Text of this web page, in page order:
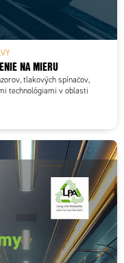
NA MIERU
tlakových spínačov,
technológiami v oblasti